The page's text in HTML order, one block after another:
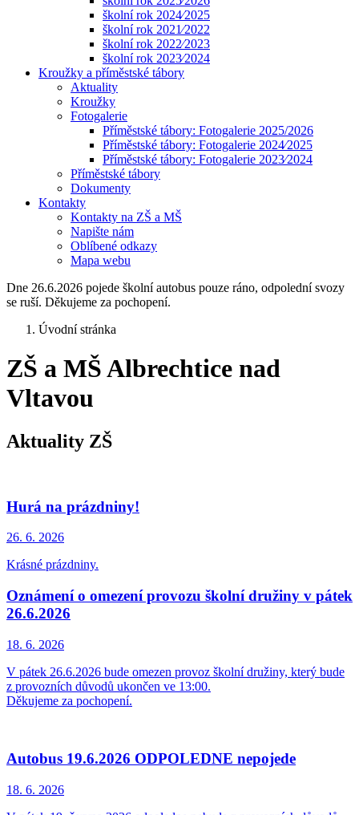
školní rok 2024⁄2025
školní rok 2021⁄2022
školní rok 2022⁄2023
školní rok 2023⁄2024
Kroužky a příměstské tábory
Aktuality
Kroužky
Fotogalerie
Příměstské tábory: Fotogalerie 2025/2026
Příměstské tábory: Fotogalerie 2024⁄2025
Příměstské tábory: Fotogalerie 2023⁄2024
Příměstské tábory
Dokumenty
Kontakty
Kontakty na ZŠ a MŠ
Napište nám
Oblíbené odkazy
Mapa webu
Dne 26.6.2026 pojede školní autobus pouze ráno, odpolední svozy
se ruší. Děkujeme za pochopení.
Úvodní stránka
ZŠ a MŠ Albrechtice nad
Vltavou
Aktuality ZŠ
Hurá na prázdniny!
26. 6. 2026
Krásné prázdniny.
Oznámení o omezení provozu školní družiny v pátek
26.6.2026
18. 6. 2026
V pátek 26.6.2026 bude omezen provoz školní družiny, který bude
z provozních důvodů ukončen ve 13:00.
Děkujeme za pochopení.
Autobus 19.6.2026 ODPOLEDNE nepojede
18. 6. 2026